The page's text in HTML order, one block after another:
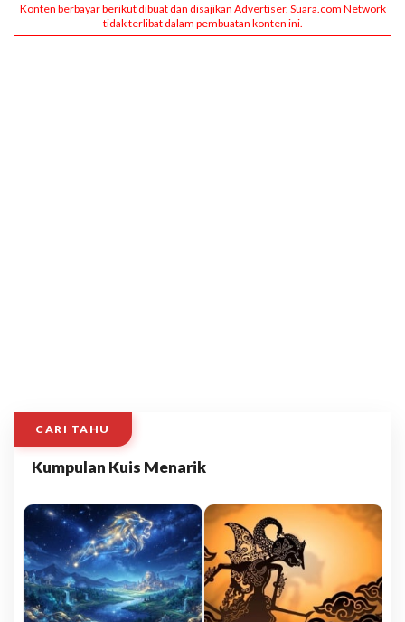
CARI TAHU
Kumpulan Kuis Menarik